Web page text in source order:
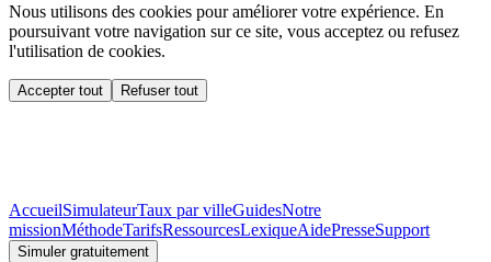
Nous utilisons des cookies pour améliorer votre expérience. En
poursuivant votre navigation sur ce site, vous acceptez ou refusez
l'utilisation de cookies.
Accepter tout Refuser tout
AccueilSimulateurTaux par villeGuidesNotre
missionMéthodeTarifsRessourcesLexiqueAidePresseSupport
Simuler gratuitement